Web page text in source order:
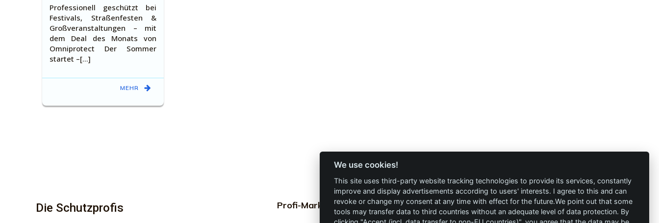
Professionell geschützt bei
Festivals, Straßenfesten &
Großveranstaltungen – mit
dem Deal des Monats von
Omniprotect Der Sommer
startet –[…]
MEHR
Die Schutzprofis Profi-Marken Profi-Infos Kontakt
We use cookies!
This site uses third-party website tracking technologies to provide its services, constantly
improve and display advertisements according to users' interests. I agree to this and can
revoke or change my consent at any time with effect for the future.We point out that some
tools may transfer data to third countries without an adequate level of data protection. By